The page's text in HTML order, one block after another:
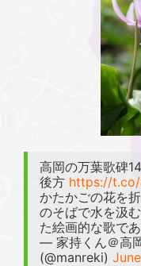
高岡の万葉歌碑
後方 https://
かたかごの花を
のそばで水を汲
た絵画的な歌で
— 家持くん＠高
(@manreki)